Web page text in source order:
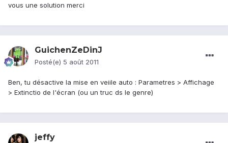
vous une solution merci
GuichenZeDinJ
Posté(e) 5 août 2011
Ben, tu désactive la mise en veiile auto : Parametres > Affichage
> Extinctio de l'écran (ou un truc ds le genre)
jeffy